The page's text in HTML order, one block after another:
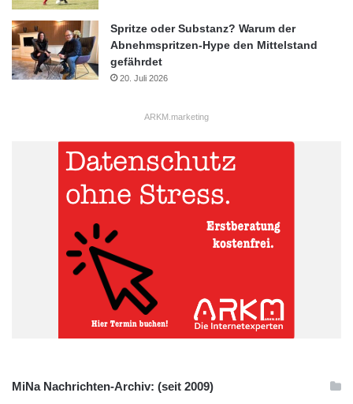
Spritze oder Substanz? Warum der
Abnehmspritzen-Hype den Mittelstand
gefährdet
20. Juli 2026
ARKM.marketing
MiNa Nachrichten-Archiv: (seit 2009)